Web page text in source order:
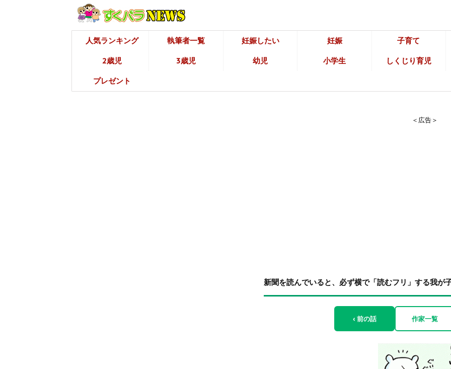
人気ランキング 執筆者一覧 妊娠したい 妊娠 子育て
2歳児 3歳児 幼児 小学生 しくじり育児
プレゼント
＜広告＞
新聞を読んでいると、必ず横で「読むフリ」する我
‹ 前の話 作家一覧